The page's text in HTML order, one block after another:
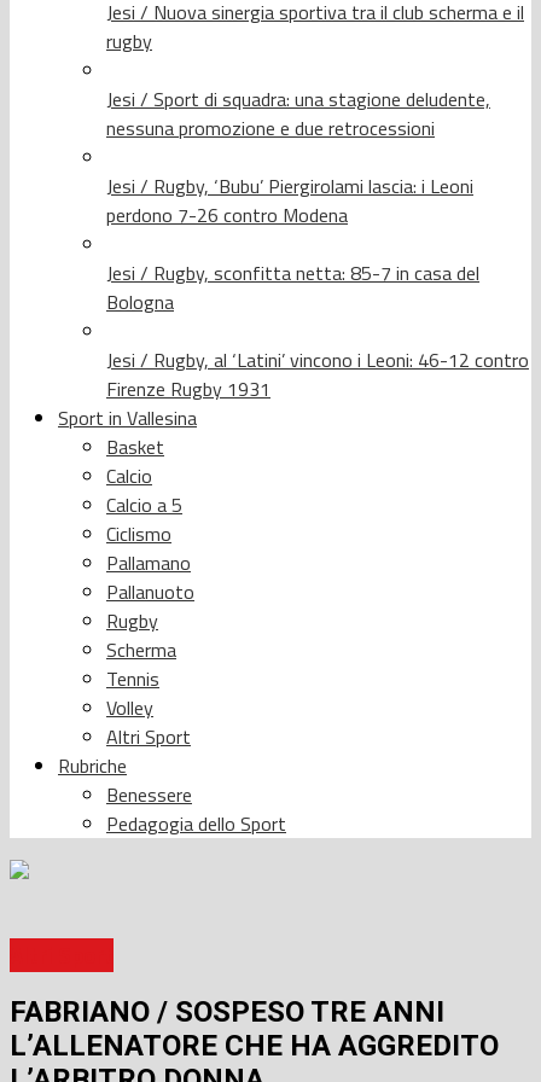
Jesi / Nuova sinergia sportiva tra il club scherma e il
rugby
Jesi / Sport di squadra: una stagione deludente,
nessuna promozione e due retrocessioni
Jesi / Rugby, ‘Bubu’ Piergirolami lascia: i Leoni
perdono 7-26 contro Modena
Jesi / Rugby, sconfitta netta: 85-7 in casa del
Bologna
Jesi / Rugby, al ‘Latini’ vincono i Leoni: 46-12 contro
Firenze Rugby 1931
Sport in Vallesina
Basket
Calcio
Calcio a 5
Ciclismo
Pallamano
Pallanuoto
Rugby
Scherma
Tennis
Volley
Altri Sport
Rubriche
Benessere
Pedagogia dello Sport
FABRIANO / SOSPESO TRE ANNI
L’ALLENATORE CHE HA AGGREDITO